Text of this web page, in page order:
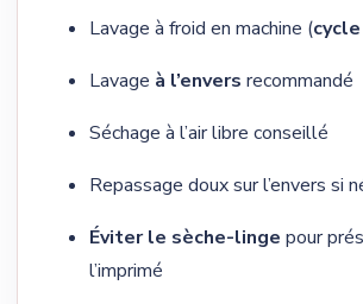
Lavage à froid en machine (
Lavage à l’envers recommandé
Séchage à l’air libre conseillé
Repassage doux sur l’envers si
Éviter le sèche-linge pour
l’imprimé